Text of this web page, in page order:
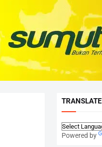
TRANSLATE
Powered by